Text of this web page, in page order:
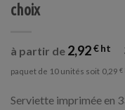
choix
à partir de 2,92€
paquet de 10 unités soit 0,29 €
Serviette imprimée en